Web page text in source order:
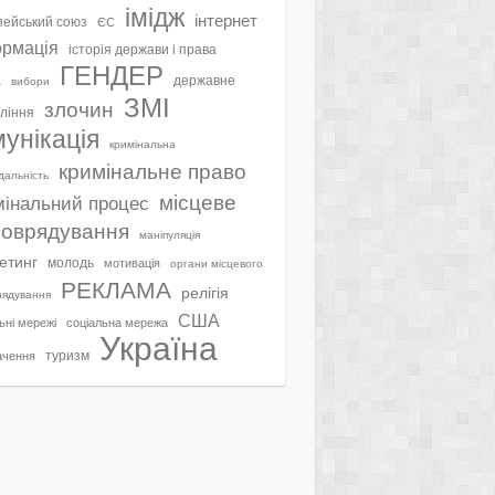
союз ЄС імідж інтернет
історія держави і права
вибори ГЕНДЕР державне
злочин ЗМІ
кримінальна
кримінальне право
процес місцеве
маніпуляція
молодь мотивація органи місцевого
РЕКЛАМА релігія
мережі соціальна мережа США
туризм Україна